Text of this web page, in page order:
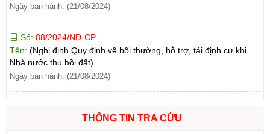
Nhà nước thu hồi đất)
Ngày ban hành: (21/08/2024)
THÔNG TIN TRA CỨU